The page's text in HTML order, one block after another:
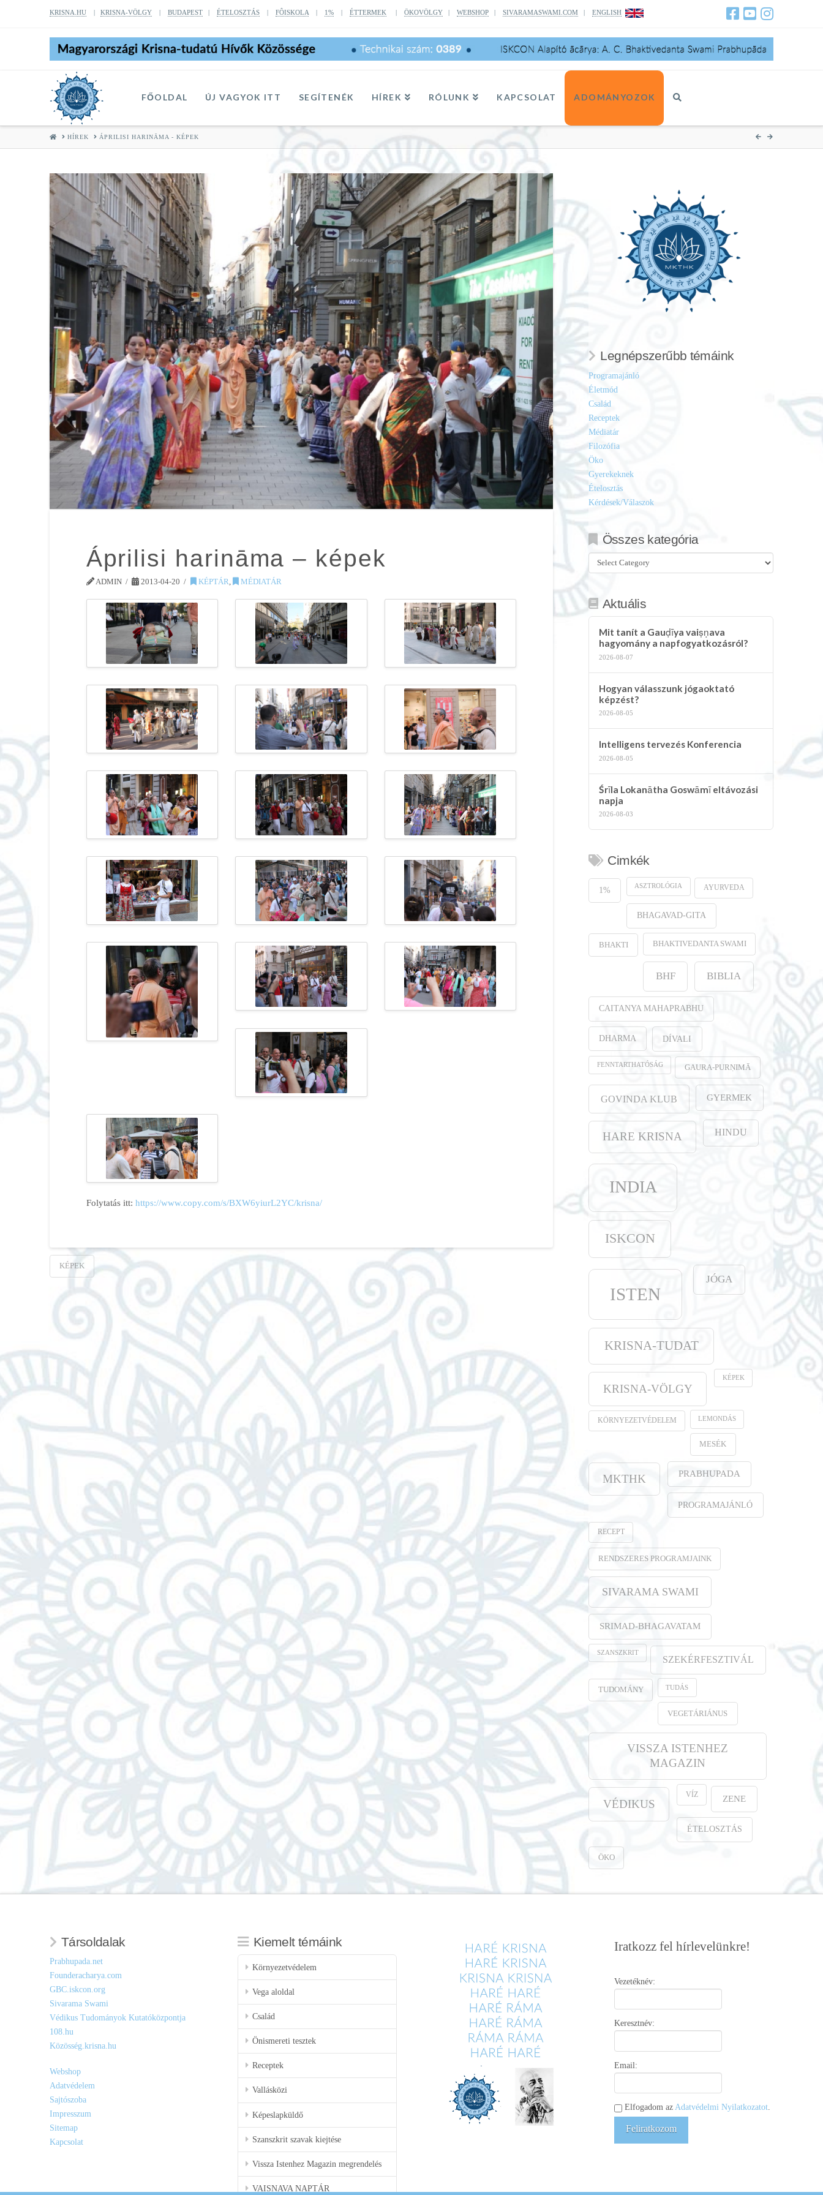
KRISNA.HU| KRISNA-VÖLGY| BUDAPEST| ÉTELOSZTÁS| FÔISKOLA| 1%| ÉTTERMEK | ÖKOVÖLGY| WEBSHOP| SIVARAMASWAMI.COM| ENGLISH
FŐOLDAL ÚJ VAGYOK ITT SEGÍTENÉK HÍREK RÓLUNK KAPCSOLAT ADOMÁNYOZOK
HOMEHÍREK ÁPRILISI HARINĀMA - KÉPEK
Áprilisi harināma – képek
ADMIN 2013-04-20 KÉPTÁR MÉDIATÁR
Folytatás itt: https://www.copy.com/s/BXW6yiurL2YC/krisna/
KÉPEK
Legnépszerűbb témáink
Programajánló
Életmód
Család
Receptek
Médiatár
Filozófia
Öko
Gyerekeknek
Ételosztás
Kérdések/Válaszok
Összes kategória
Összes
kategória
Aktuális
Mit tanít a Gauḍīya vaiṣṇava
hagyomány a napfogyatkozásról?
2026-08-07
Hogyan válasszunk jógaoktató
képzést?
2026-08-05
Intelligens tervezés Konferencia
2026-08-05
Śrīla Lokanātha Goswāmī eltávozási
napja
2026-08-03
Cimkék
1% ASZTROLÓGIA AYURVEDA
BHAGAVAD-GITA
BHAKTI BHAKTIVEDANTA SWAMI
BHF BIBLIA
CAITANYA MAHAPRABHU
DHARMA DÍVALI
FENNTARTHATÓSÁG GAURA-PURṆIMĀ
GOVINDA KLUB GYERMEK
HARE KRISNA HINDU
INDIA
ISKCON
ISTEN
JÓGA
KRISNA-TUDAT
KRISNA-VÖLGY
KÉPEK
KÖRNYEZETVÉDELEM LEMONDÁS
MESÉK
MKTHK PRABHUPADA
PROGRAMAJÁNLÓ
RECEPT
RENDSZERES PROGRAMJAINK
SIVARAMA SWAMI
SRIMAD-BHAGAVATAM
SZANSZKRIT
SZEKÉRFESZTIVÁL
TUDOMÁNY TUDÁS
VEGETÁRIÁNUS
VISSZA ISTENHEZ
MAGAZIN
VÉDIKUS
VÍZ ZENE
ÉTELOSZTÁS
ÖKO
Társoldalak
Prabhupada.net
Founderacharya.com
GBC.iskcon.org
Sivarama Swami
Védikus Tudományok Kutatóközpontja
108.hu
Közösség.krisna.hu
Webshop
Adatvédelem
Sajtószoba
Impresszum
Sitemap
Kapcsolat
Kiemelt témáink
Környezetvédelem
Vega aloldal
Család
Önismereti tesztek
Receptek
Vallásközi
Képeslapküldő
Szanszkrit szavak kiejtése
Vissza Istenhez Magazin megrendelés
VAISNAVA NAPTÁR
Iratkozz fel hírlevelünkre!
Vezetéknév:
Keresztnév:
Email:
Elfogadom azAdatvédelmi Nyilatkozatot.
Feliratkozom